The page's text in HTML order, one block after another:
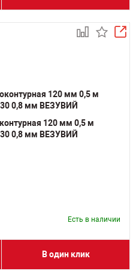
120 мм 0,5 м
0,8 мм ВЕЗУВИЙ
Есть в наличии
В один клик